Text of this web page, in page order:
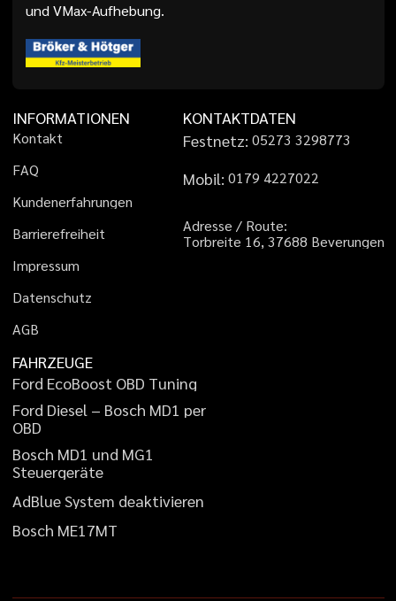
und VMax-Aufhebung.
INFORMATIONEN
Kontakt
FAQ
Kundenerfahrungen
Barrierefreiheit
Impressum
Datenschutz
AGB
KONTAKTDATEN
Festnetz: 05273 3298773
Mobil: 01 79 4227022
Adresse / Route:
Torbreite 16, 37688 Beverungen
FAHRZEUGE
Ford EcoBoost OBD Tuning
Ford Diesel – Bosch MD1 per
OBD
Bosch MD1 und MG1
Steuergeräte
AdBlueSystem deaktivieren
Bosch ME17MT